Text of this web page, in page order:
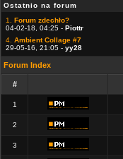
Ostatnio na forum
1. Forum zdechło?
04-02-18, 04:25 - Piottr
4. Ambient Collage #7
29-05-16, 21:05 - yy28
Forum Index
#
1
2
3